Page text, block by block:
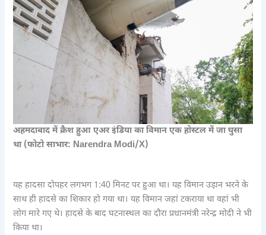
अहमदाबाद में क्रैश हुआ एअर इंडिया का विमान एक होस्टल में जा घुसा
था (फोटो साभार: Narendra Modi/X)
यह हादसा दोपहर लगभग 1:40 मिनट पर हुआ था। यह विमान उड़ान भरने के
साथ ही हादसे का शिकार हो गया था। यह विमान जहां टकराया था वहां भी
लोग मारे गए थे। हादसे के बाद घटनास्थल का दौरा प्रधानमंत्री नरेन्द्र मोदी ने भी
किया था।